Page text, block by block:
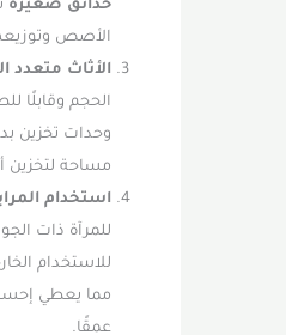
حدائق صغيرة
الأصص وتوزيعها.
الأثاث متعدد
الحجم وقابلًا للطي،
وحدات تخزين
مساحة لتخزين
استخدام المرايا
للمرآة ذات الجودة
للاستخدام الخارجي
مما يعطي إحساسًا
عمقًا.